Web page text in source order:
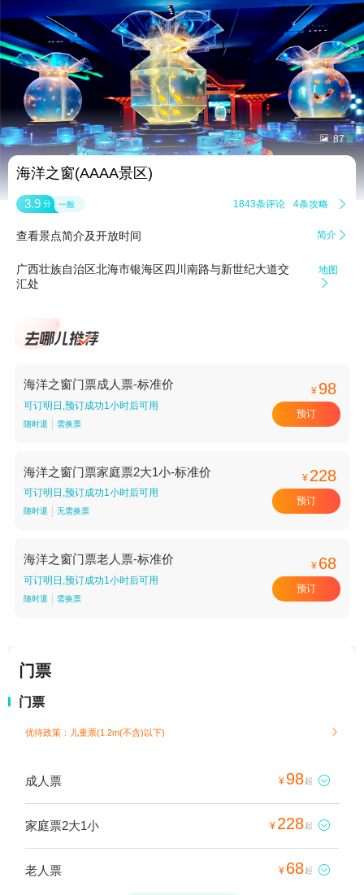
 87
海洋之窗(AAAA景区)
3.9 分 一般 1843条评论 4条攻略 
查看景点简介及开放时间 简介 
广西壮族自治区北海市银海区四川南路与新世纪大道交
汇处
地图

海洋之窗门票成人票-标准价
可订明日,预订成功1小时后可用
随时退 需换票
¥ 98
预订
海洋之窗门票家庭票2大1小-标准价
可订明日,预订成功1小时后可用
随时退 无需换票
¥ 228
预订
海洋之窗门票老人票-标准价
可订明日,预订成功1小时后可用
随时退 需换票
¥ 68
预订
门票
门票
优待政策：儿童票(1.2m(不含)以下) 
成人票 ¥ 98起 
家庭票2大1小 ¥ 228起 
老人票 ¥ 68起 
